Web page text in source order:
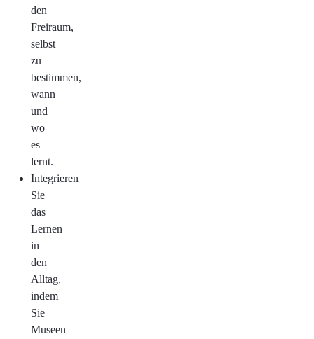
den
Freiraum,
selbst
zu
bestimmen,
wann
und
wo
es
lernt.
Integrieren
Sie
das
Lernen
in
den
Alltag,
indem
Sie
Museen